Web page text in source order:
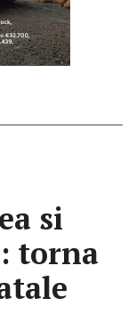
si
torna